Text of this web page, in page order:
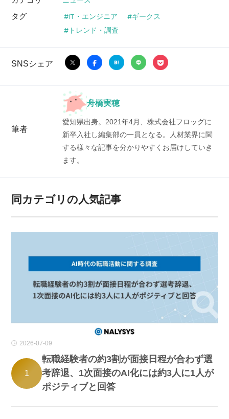
タグ IT・エンジニア
ギークス
トレンド・調査
SNSシェア
筆者
舟橋実穂
愛知県出身。2021年4月、株式会社フロッグに
新卒入社し編集部の一員となる。人材業界に関
する様々な記事を分かりやすくお届けしていき
ます。
同カテゴリの人気記事
2026-07-09
1
転職経験者の約3割が面接日程が合わず選
考辞退、1次面接のAI化には約3人に1人が
ポジティブと回答